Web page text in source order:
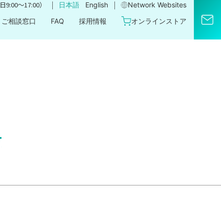
日9:00〜17:00） ｜ 日本語 English ｜
Network Websites​
ご相談窓口 FAQ 採用情報 オンラインストア